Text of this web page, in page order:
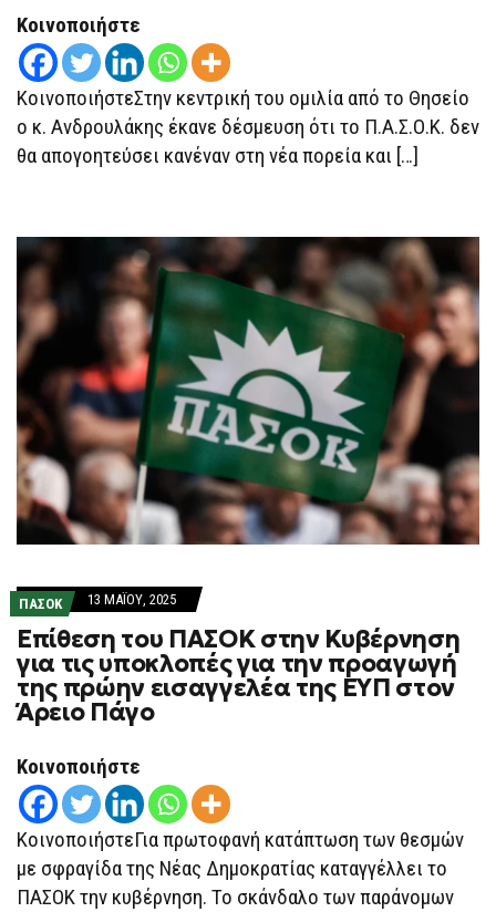
Κοινοποιήστε
ΚοινοποιήστεΣτην κεντρική του ομιλία από το Θησείο
ο κ. Ανδρουλάκης έκανε δέσμευση ότι το Π.Α.Σ.Ο.Κ. δεν
θα απογοητεύσει κανέναν στη νέα πορεία και […]
ΠΑΣΟΚ 13 ΜΑΪ́ΟΥ, 2025
Επίθεση του ΠΑΣΟΚ στην Κυβέρνηση
για τις υποκλοπές για την προαγωγή
της πρώην εισαγγελέα της ΕΥΠ στον
Άρειο Πάγο
Κοινοποιήστε
ΚοινοποιήστεΓια πρωτοφανή κατάπτωση των θεσμών
με σφραγίδα της Νέας Δημοκρατίας καταγγέλλει το
ΠΑΣΟΚ την κυβέρνηση. Το σκάνδαλο των παράνομων